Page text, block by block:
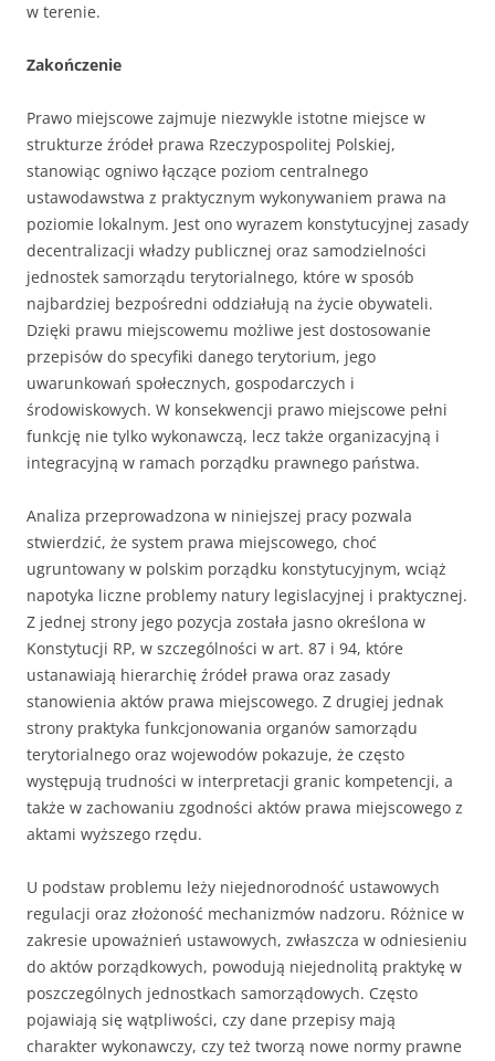
w terenie.
Zakończenie
Prawo miejscowe zajmuje niezwykle istotne miejsce w
strukturze źródeł prawa Rzeczypospolitej Polskiej,
stanowiąc ogniwo łączące poziom centralnego
ustawodawstwa z praktycznym wykonywaniem prawa na
poziomie lokalnym. Jest ono wyrazem konstytucyjnej zasady
decentralizacji władzy publicznej oraz samodzielności
jednostek samorządu terytorialnego, które w sposób
najbardziej bezpośredni oddziałują na życie obywateli.
Dzięki prawu miejscowemu możliwe jest dostosowanie
przepisów do specyfiki danego terytorium, jego
uwarunkowań społecznych, gospodarczych i
środowiskowych. W konsekwencji prawo miejscowe pełni
funkcję nie tylko wykonawczą, lecz także organizacyjną i
integracyjną w ramach porządku prawnego państwa.
Analiza przeprowadzona w niniejszej pracy pozwala
stwierdzić, że system prawa miejscowego, choć
ugruntowany w polskim porządku konstytucyjnym, wciąż
napotyka liczne problemy natury legislacyjnej i praktycznej.
Z jednej strony jego pozycja została jasno określona w
Konstytucji RP, w szczególności w art. 87 i 94, które
ustanawiają hierarchię źródeł prawa oraz zasady
stanowienia aktów prawa miejscowego. Z drugiej jednak
strony praktyka funkcjonowania organów samorządu
terytorialnego oraz wojewodów pokazuje, że często
występują trudności w interpretacji granic kompetencji, a
także w zachowaniu zgodności aktów prawa miejscowego z
aktami wyższego rzędu.
U podstaw problemu leży niejednorodność ustawowych
regulacji oraz złożoność mechanizmów nadzoru. Różnice w
zakresie upoważnień ustawowych, zwłaszcza w odniesieniu
do aktów porządkowych, powodują niejednolitą praktykę w
poszczególnych jednostkach samorządowych. Często
pojawiają się wątpliwości, czy dane przepisy mają
charakter wykonawczy, czy też tworzą nowe normy prawne